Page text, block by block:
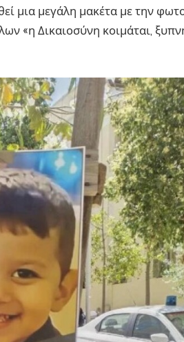
μια μεγάλη μακέτα με την
«η Δικαιοσύνη κοιμάται,